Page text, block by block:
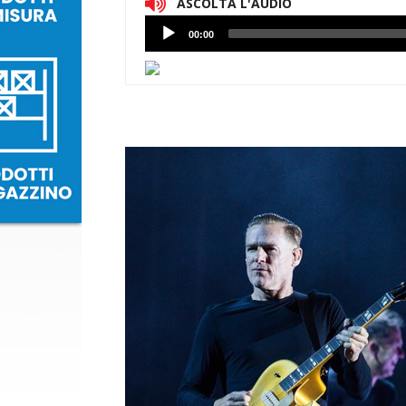
Lettore
Audio
00:00